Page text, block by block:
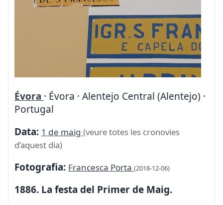
Évora · Évora · Alentejo Central (Alentejo) ·
Portugal
Data: 1 de maig (veure totes les cronovies
d’aquest dia)
Fotografia: Francesca Porta (2018-12-06)
1886. La festa del Primer de Maig.